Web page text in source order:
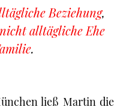
Beziehung,
alltägliche Ehe
.
ließ Martin die